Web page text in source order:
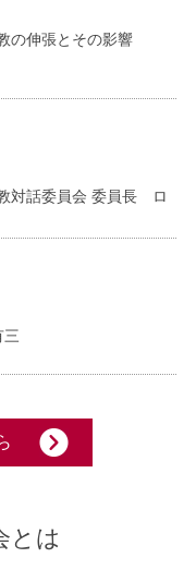
の伸張とその影響
対話委員会 委員長 ロ
三
とは